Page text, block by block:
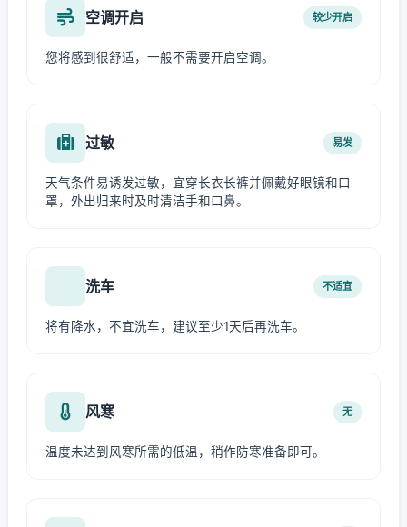
空调开启 较少开启
您将感到很舒适，一般不需要开启空调。
过敏 易发
天气条件易诱发过敏，宜穿长衣长裤并佩戴好眼镜和口
罩，外出归来时及时清洁手和口鼻。
洗车 不适宜
将有降水，不宜洗车，建议至少1天后再洗车。
风寒 无
温度未达到风寒所需的低温，稍作防寒准备即可。